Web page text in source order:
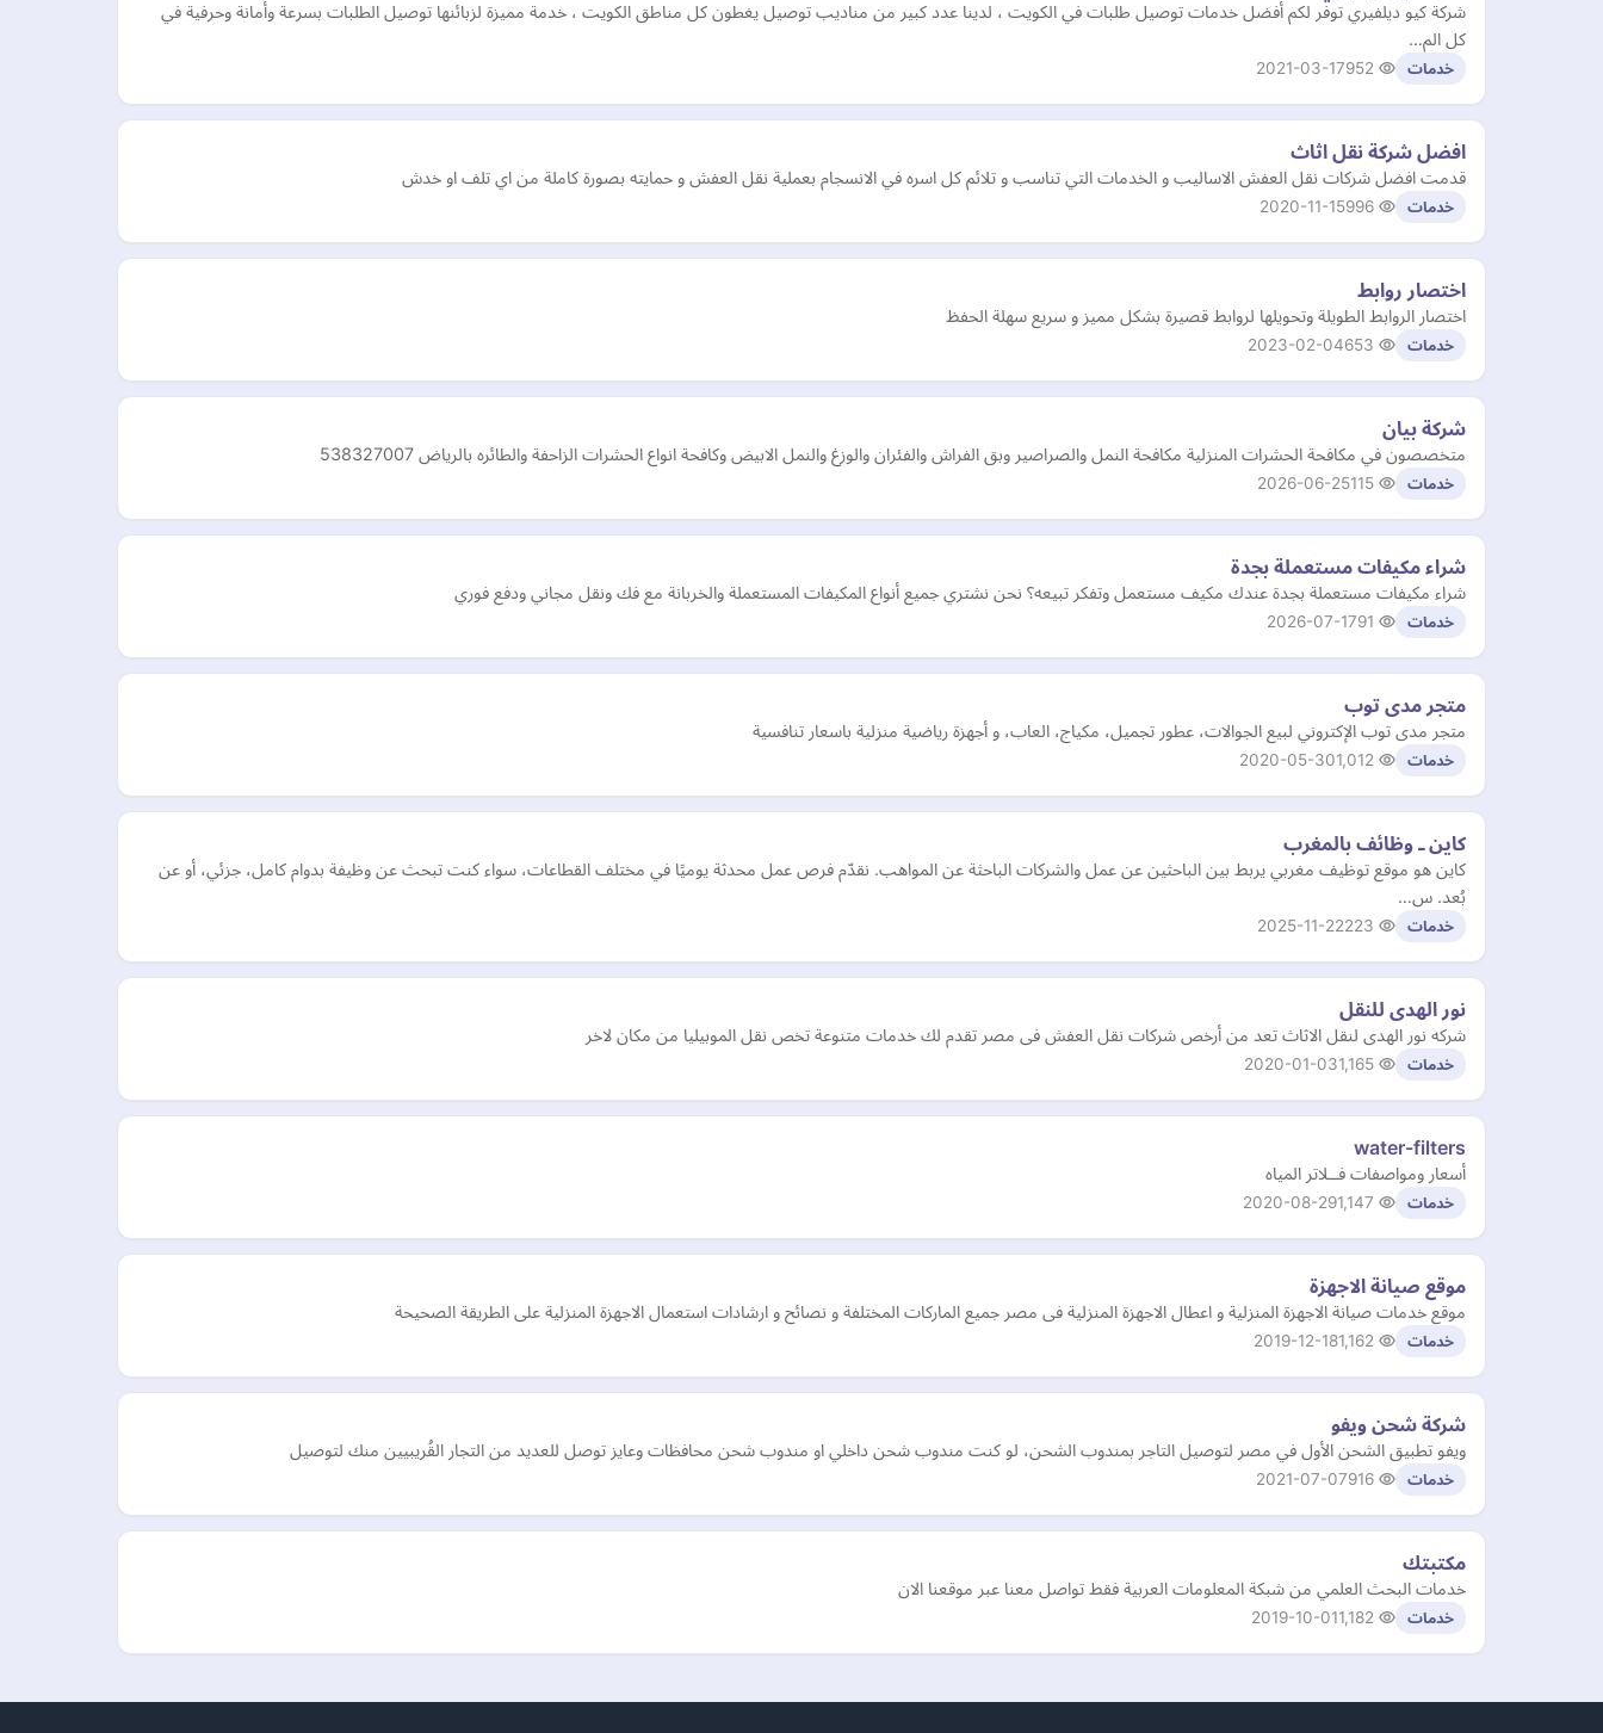
شركة كيو ديلفيري توفر لكم أفضل خدمات توصيل طلبات في الكويت ، لدينا عدد كبير من مناديب توصيل يغطون كل مناطق الكويت ، خدمة مميزة لزبائنها توصيل الطلبات بسرعة وأمانة وحرفية في
كل الم…
خدمات 2021-03-17
افضل شركة نقل اثاث
قدمت افضل شركات نقل العفش الاساليب و الخدمات التي تناسب و تلائم كل اسره في الانسجام بعملية نقل العفش و حمايته بصورة كاملة من اي تلف او خدش
خدمات 2020-11-15
اختصار روابط
اختصار الروابط الطويلة وتحويلها لروابط قصيرة بشكل مميز و سريع سهلة الحفظ
خدمات 2023-02-04
شركة بيان
متخصصون في مكافحة الحشرات المنزلية مكافحة النمل والصراصير وبق الفراش والفئران والوزغ والنمل الابيض وكافحة انواع الحشرات الزاحفة والطائره بالرياض 538327007
خدمات 2026-06-25
شراء مكيفات مستعملة بجدة
شراء مكيفات مستعملة بجدة عندك مكيف مستعمل وتفكر تبيعه؟ نحن نشتري جميع أنواع المكيفات المستعملة والخربانة مع فك ونقل مجاني ودفع فوري
خدمات 2026-07-17
متجر مدى توب
متجر مدى توب الإكتروني لبيع الجوالات، عطور تجميل، مكياج، العاب، و أجهزة رياضية منزلية باسعار تنافسية
خدمات 2020-05-30
كاين ـ وظائف بالمغرب
كاين هو موقع توظيف مغربي يربط بين الباحثين عن عمل والشركات الباحثة عن المواهب. نقدّم فرص عمل محدثة يوميًا في مختلف القطاعات، سواء كنت تبحث عن وظيفة بدوام كامل، جزئي، أو عن
بُعد. س…
خدمات 2025-11-22
نور الهدى للنقل
شركه نور الهدى لنقل الاثاث تعد من أرخص شركات نقل العفش فى مصر تقدم لك خدمات متنوعة تخص نقل الموبيليا من مكان لاخر
خدمات 2020-01-03
water-filters
أسعار ومواصفات فــلاتر المياه
خدمات 2020-08-29
موقع صيانة الاجهزة
موقع خدمات صيانة الاجهزة المنزلية و اعطال الاجهزة المنزلية فى مصر جميع الماركات المختلفة و نصائح و ارشادات استعمال الاجهزة المنزلية على الطريقة الصحيحة
خدمات 2019-12-18
شركة شحن ويفو
ويفو تطبيق الشحن الأول في مصر لتوصيل التاجر بمندوب الشحن، لو كنت مندوب شحن داخلي او مندوب شحن محافظات وعايز توصل للعديد من التجار القُريبيين منك لتوصيل
خدمات 2021-07-07
مكتبتك
خدمات البحث العلمي من شبكة المعلومات العربية فقط تواصل معنا عبر موقعنا الان
خدمات 2019-10-01